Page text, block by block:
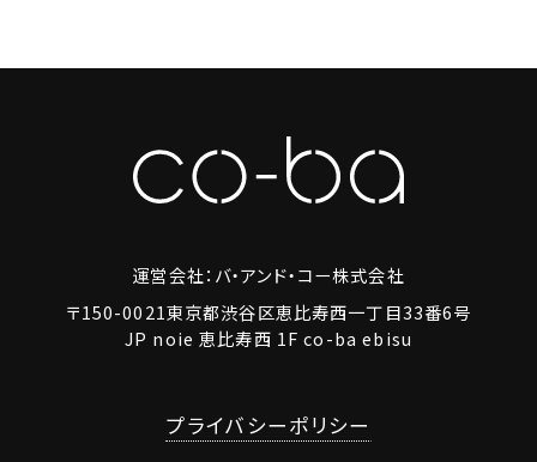
運営会社：バ・アンド・コー株式会社
〒150-0021東京都渋谷区恵比寿西一丁目33番6号
JP noie 恵比寿西 1F co-ba ebisu
プライバシーポリシー